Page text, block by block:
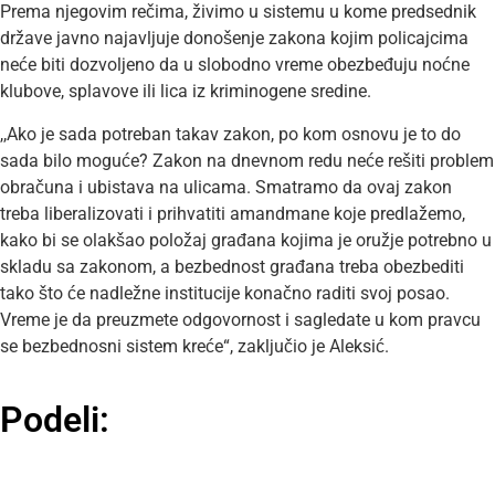
Prema njegovim rečima, živimo u sistemu u kome predsednik
države javno najavljuje donošenje zakona kojim policajcima
neće biti dozvoljeno da u slobodno vreme obezbeđuju noćne
klubove, splavove ili lica iz kriminogene sredine.
,,Ako je sada potreban takav zakon, po kom osnovu je to do
sada bilo moguće? Zakon na dnevnom redu neće rešiti problem
obračuna i ubistava na ulicama. Smatramo da ovaj zakon
treba liberalizovati i prihvatiti amandmane koje predlažemo,
kako bi se olakšao položaj građana kojima je oružje potrebno u
skladu sa zakonom, a bezbednost građana treba obezbediti
tako što će nadležne institucije konačno raditi svoj posao.
Vreme je da preuzmete odgovornost i sagledate u kom pravcu
se bezbednosni sistem kreće“, zaključio je Aleksić.
Podeli: